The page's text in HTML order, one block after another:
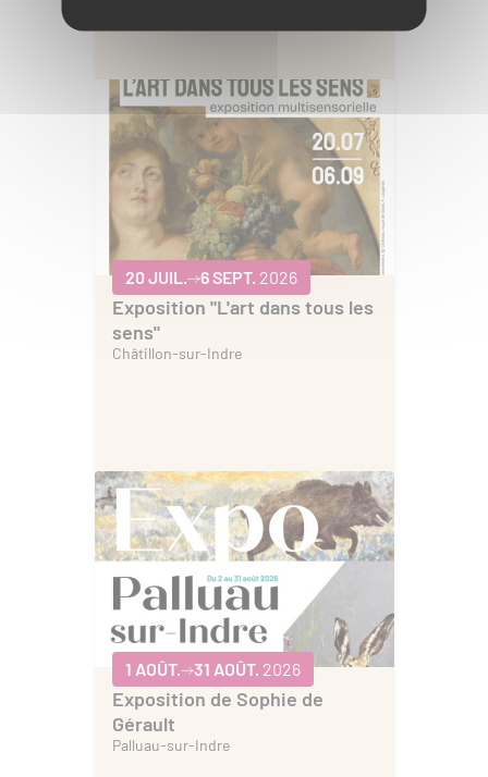
20 JUIL. 6 SEPT. 2026
Exposition "L'art dans tous les
sens"
Châtillon-sur-Indre
1 AOÛT. 31 AOÛT. 2026
Exposition de Sophie de
Gérault
Palluau-sur-Indre